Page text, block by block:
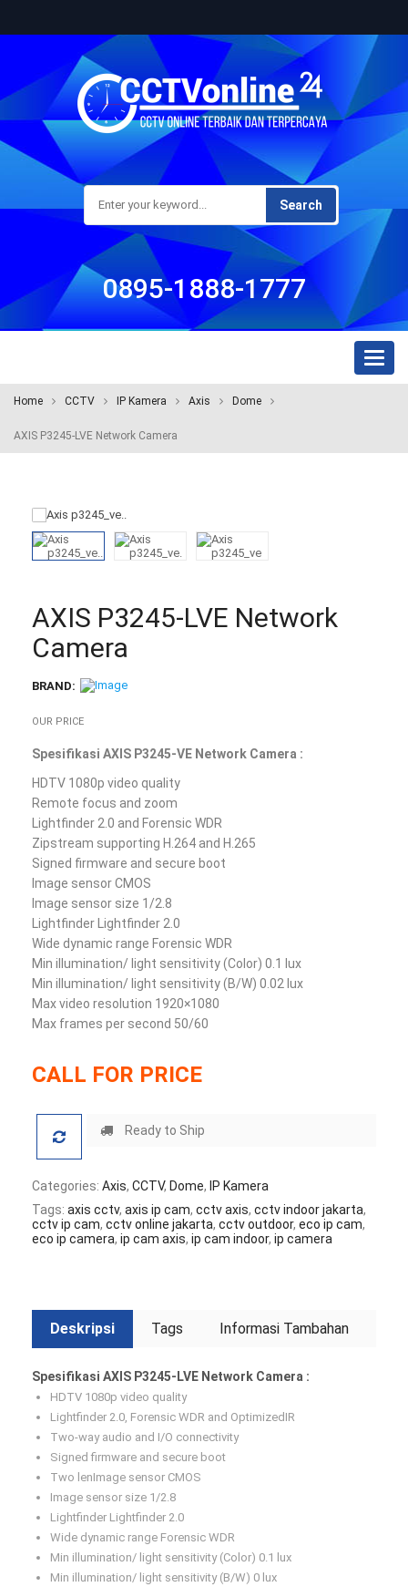
Search
0895-1888-1777
Home CCTV IP Kamera Axis Dome
AXIS P3245-LVE Network Camera
AXIS P3245-LVE Network
Camera
BRAND:
OUR PRICE
Spesifikasi AXIS P3245-VE Network Camera :
HDTV 1080p video quality
Remote focus and zoom
Lightfinder 2.0 and Forensic WDR
Zipstream supporting H.264 and H.265
Signed firmware and secure boot
Image sensor CMOS
Image sensor size 1/2.8
Lightfinder Lightfinder 2.0
Wide dynamic range Forensic WDR
Min illumination/ light sensitivity (Color) 0.1 lux
Min illumination/ light sensitivity (B/W) 0.02 lux
Max video resolution 1920×1080
Max frames per second 50/60
CALL FOR PRICE
Ready to Ship
Categories: Axis, CCTV, Dome, IP Kamera
Tags: axis cctv, axis ip cam, cctv axis, cctv indoor jakarta,
cctv ip cam, cctv online jakarta, cctv outdoor, eco ip cam,
eco ip camera, ip cam axis, ip cam indoor, ip camera
Deskripsi Tags Informasi Tambahan
Spesifikasi AXIS P3245-LVE Network Camera :
HDTV 1080p video quality
Lightfinder 2.0, Forensic WDR and OptimizedIR
Two-way audio and I/O connectivity
Signed firmware and secure boot
Two lenImage sensor CMOS
Image sensor size 1/2.8
Lightfinder Lightfinder 2.0
Wide dynamic range Forensic WDR
Min illumination/ light sensitivity (Color) 0.1 lux
Min illumination/ light sensitivity (B/W) 0 lux